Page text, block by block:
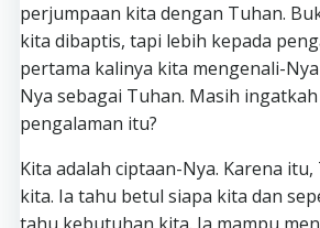
perjumpaan kita dengan Tuhan.
kita dibaptis, tapi lebih kepada
pertama kalinya kita mengenali-
Nya sebagai Tuhan. Masih
pengalaman itu?
Kita adalah ciptaan-Nya. Karena
kita. Ia tahu betul siapa kita dan